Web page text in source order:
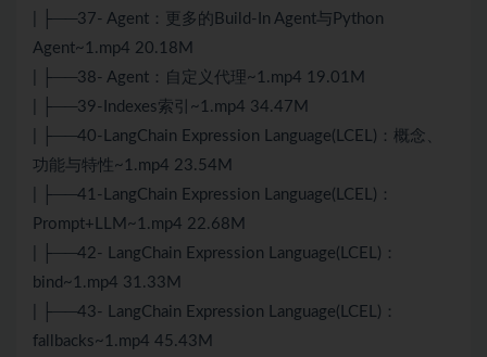
| ├──37- Agent：更多的Build-In Agent与Python
Agent~1.mp4 20.18M
| ├──38- Agent：自定义代理~1.mp4 19.01M
| ├──39-Indexes索引~1.mp4 34.47M
| ├──40-LangChain Expression Language(LCEL)：概念、
功能与特性~1.mp4 23.54M
| ├──41-LangChain Expression Language(LCEL)：
Prompt+LLM~1.mp4 22.68M
| ├──42- LangChain Expression Language(LCEL)：
bind~1.mp4 31.33M
| ├──43- LangChain Expression Language(LCEL)：
fallbacks~1.mp4 45.43M